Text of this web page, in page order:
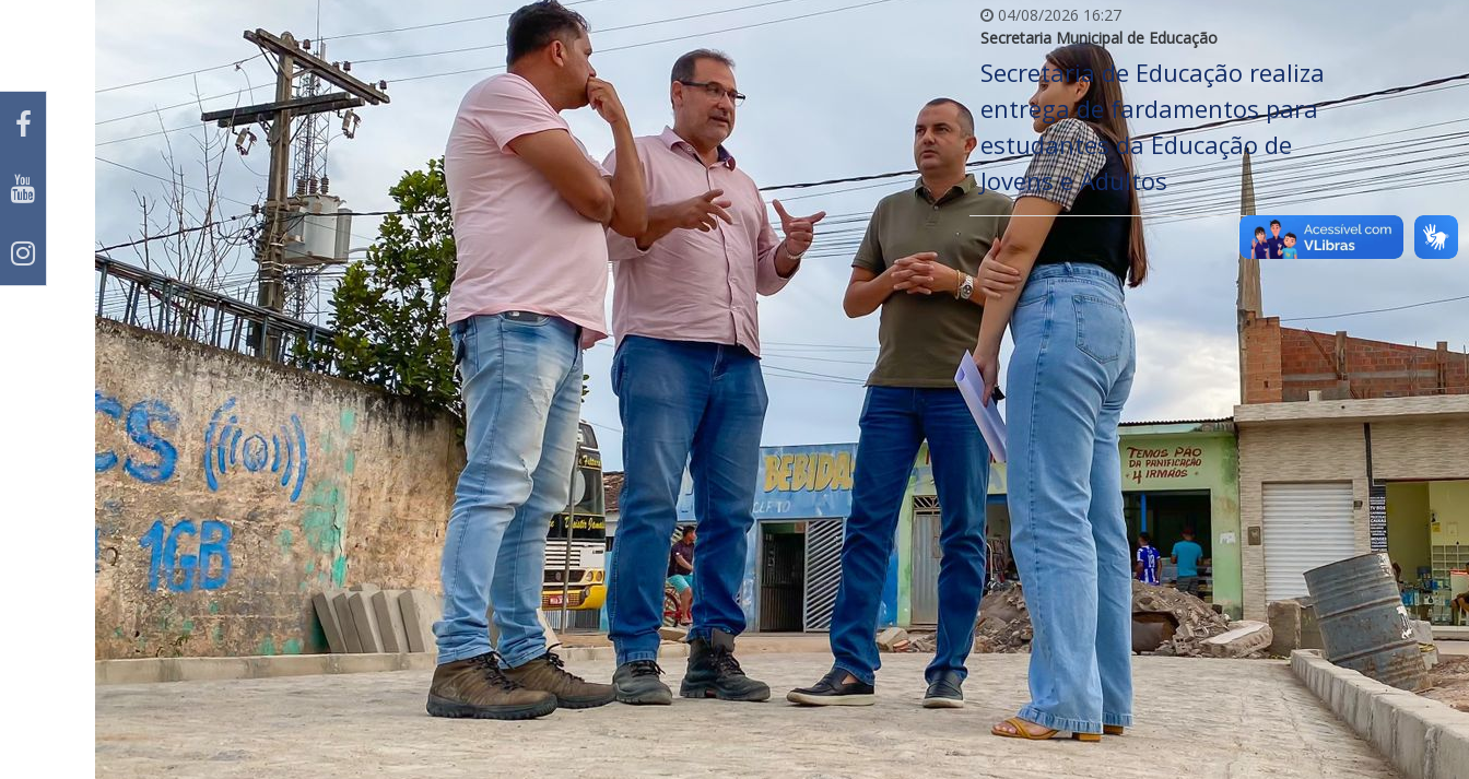
04/08/2026 16:27
Secretaria Municipal de Educação
Secretaria de Educação realiza
entrega de fardamentos para
estudantes da Educação de
Jovens e Adultos